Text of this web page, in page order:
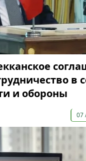
в
и обороны
07